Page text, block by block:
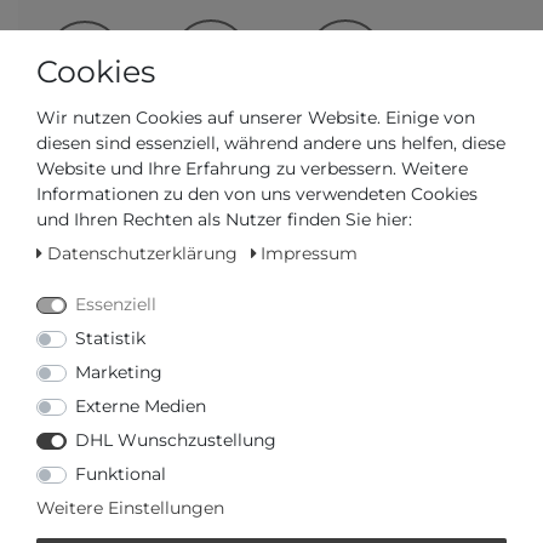
IN DEN WARENKORB
oder
oder€ mtl.
mehr Informationen zum Ratenkauf
Cookies
Wir nutzen Cookies auf unserer Website. Einige von
diesen sind essenziell, während andere uns helfen, diese
Website und Ihre Erfahrung zu verbessern. Weitere
Informationen zu den von uns verwendeten Cookies
und Ihren Rechten als Nutzer finden Sie hier:
Datenschutzerklärung
Impressum
Essenziell
Statistik
Marketing
Externe Medien
DHL Wunschzustellung
Funktional
Weitere Einstellungen